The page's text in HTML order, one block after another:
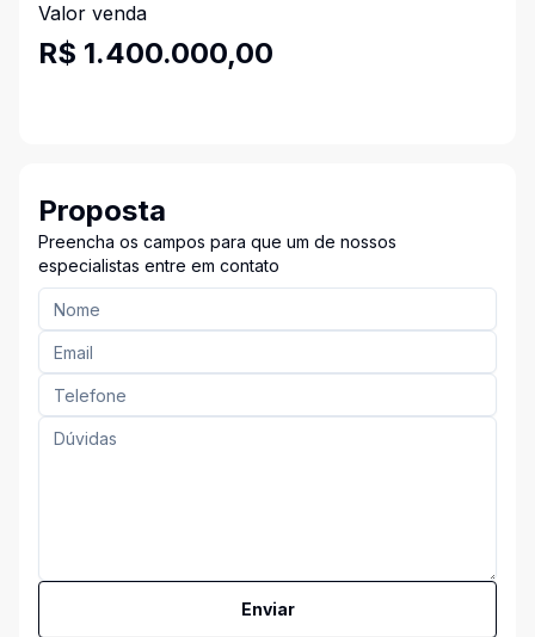
Valor venda
R$ 1.400.000,00
Proposta
Preencha os campos para que um de nossos
especialistas entre em contato
Enviar